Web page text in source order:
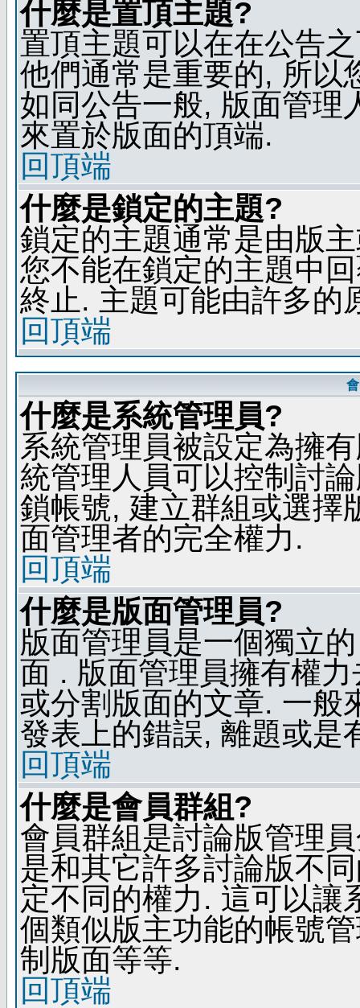
什麼是置頂主題?
置頂主題可以在在公告
他們通常是重要的, 所以
如同公告一般, 版面管理
來置於版面的頂端.
回頂端
什麼是鎖定的主題?
鎖定的主題通常是由版
您不能在鎖定的主題中
終止. 主題可能由許多的
回頂端
什麼是系統管理員?
系統管理員被設定為擁
統管理人員可以控制討
鎖帳號, 建立群組或選擇
面管理者的完全權力.
回頂端
什麼是版面管理員?
版面管理員是一個獨立
面 . 版面管理員擁有權
或分割版面的文章. 一般
發表上的錯誤, 離題或是
回頂端
什麼是會員群組?
會員群組是討論版管理
是和其它許多討論版不
定不同的權力. 這可以讓
個類似版主功能的帳號
制版面等等.
回頂端